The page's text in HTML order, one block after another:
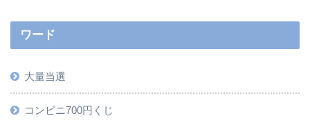
ワード
大量当選
コンビニ700円くじ